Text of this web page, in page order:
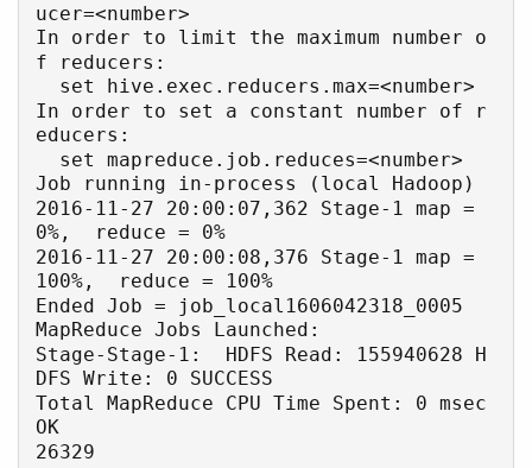
ucer=<number>
In order to limit the maximum number o
f reducers:
In order to set a constant number of r
educers:
Job running in-process (local Hadoop)
2016-11-27 20:00:07,362 Stage-1 map =
0%,  reduce = 0%
2016-11-27 20:00:08,376 Stage-1 map =
100%,  reduce = 100%
Ended Job = job_local1606042318_0005
MapReduce Jobs Launched:
Stage-Stage-1:  HDFS Read: 155940628 H
DFS Write: 0 SUCCESS
Total MapReduce CPU Time Spent: 0 msec
OK
26329